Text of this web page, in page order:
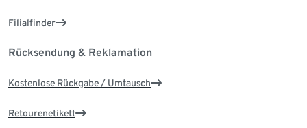
Filialfinder
Rücksendung & Reklamation
Kostenlose Rückgabe / Umtausch
Retourenetikett